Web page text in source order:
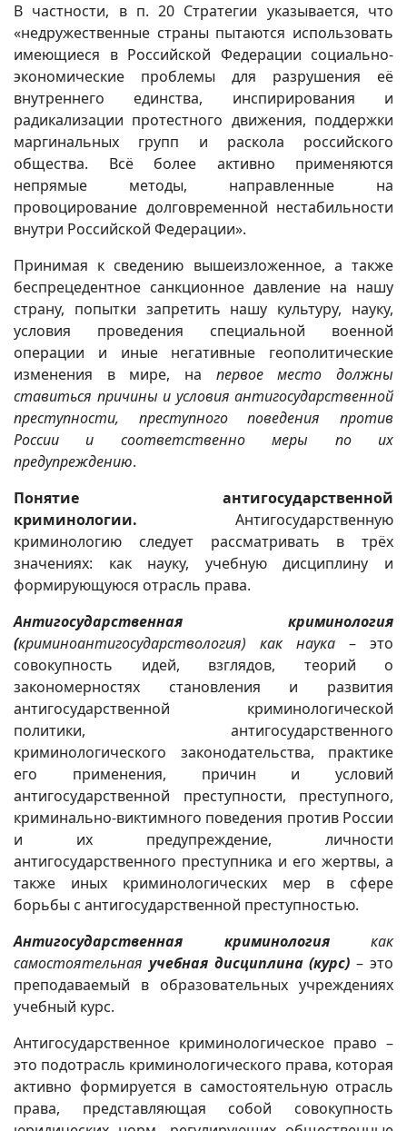
В частности, в п. 20 Стратегии указывается, что
«недружественные страны пытаются использовать
имеющиеся в Российской Федерации социально-
экономические проблемы для разрушения её
внутреннего единства, инспирирования и
радикализации протестного движения, поддержки
маргинальных групп и раскола российского
общества. Всё более активно применяются
непрямые методы, направленные на
провоцирование долговременной нестабильности
внутри Российской Федерации».
Принимая к сведению вышеизложенное, а также
беспрецедентное санкционное давление на нашу
страну, попытки запретить нашу культуру, науку,
условия проведения специальной военной
операции и иные негативные геополитические
изменения в мире, на первое место должны
ставиться причины и условия антигосударственной
преступности, преступного поведения против
России и соответственно меры по их
предупреждению.
Понятие антигосударственной
криминологии. Антигосударственную
криминологию следует рассматривать в трёх
значениях: как науку, учебную дисциплину и
формирующуюся отрасль права.
Антигосударственная криминология
(криминоантигосударствология) как наука – это
совокупность идей, взглядов, теорий о
закономерностях становления и развития
антигосударственной криминологической
политики, антигосударственного
криминологического законодательства, практике
его применения, причин и условий
антигосударственной преступности, преступного,
криминально-виктимного поведения против России
и их предупреждение, личности
антигосударственного преступника и его жертвы, а
также иных криминологических мер в сфере
борьбы с антигосударственной преступностью.
Антигосударственная криминология
как
самостоятельная учебная дисциплина (курс) – это
преподаваемый в образовательных учреждениях
учебный курс.
Антигосударственное криминологическое право –
это подотрасль криминологического права, которая
активно формируется в самостоятельную отрасль
права, представляющая собой совокупность